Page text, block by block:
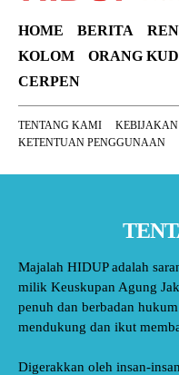
HOME BERITA
KOLOM
ORANG
CERPEN
TENTANG KAMI
KEBIJAKAN
KETENTUAN PENGGUNAAN
Majalah HIDUP adalah
milik Keuskupan Agung
penuh dan berbadan
mendukung dan ikut
Digerakkan oleh insan-